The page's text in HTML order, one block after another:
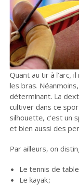
Quant au tir à l’arc,
les bras.
déterminant. La
cultiver dans ce
silhouette, c’est un
et bien aussi des
Par ailleurs, on
Le tennis de table
Le kayak ;